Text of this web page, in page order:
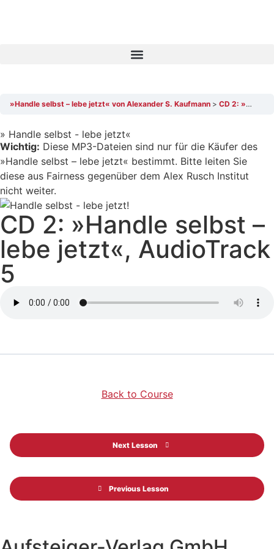
»Handle selbst – lebe jetzt« von Alexander S. Kaufmann CD 2: »Handle selbst – lebe jetzt«, AudioTrack 5
» Handle selbst - lebe jetzt«
Wichtig: Diese MP3-Dateien sind nur für die Käufer des
»Handle selbst – lebe jetzt« bestimmt. Bitte leiten Sie
diese aus Fairness gegenüber dem Alex Rusch Institut
nicht weiter.
CD 2: »Handle selbst –
lebe jetzt«, AudioTrack
5
Previous Lesson
Back to Course
Next Lesson